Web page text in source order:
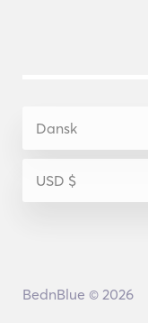
BednBlue © 2026